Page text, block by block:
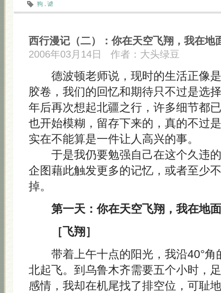
狗 . 谑
西行漫记（二）：你在天空飞翔，我在地
2006年03月14日 作者： 大头绿豆
德波顿老师说，现时的生活正像是
胶卷，我们的回忆和期待只不过是选
年后再次想起北疆之行，许多细节都
也开始模糊，留存下来的，真的不过
实在不能算是一件让人高兴的事。
于是我仍要勉强自己在这个久违的
企图藉此触发更多的记忆，或者至少
掉。
第一天：你在天空飞翔，我在地
［飞翔］
带着上午十点的阳光，我沿40°角
北起飞。到乌鲁木齐需要五个小时，
感情，我却在机尾找了排空位，可耻